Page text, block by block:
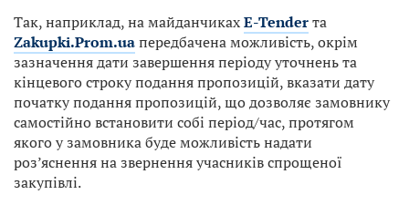
Так, наприклад, на майданчикахE-Tenderта
Zakupki.Prom.uaпередбачена можливість, окрім
зазначення дати завершення періоду уточнень та
кінцевого строку подання пропозицій, вказати дату
початку подання пропозицій, що дозволяє замовнику
самостійно встановити собі період/час, протягом
якого у замовника буде можливість надати
роз’яснення на звернення учасників спрощеної
закупівлі.